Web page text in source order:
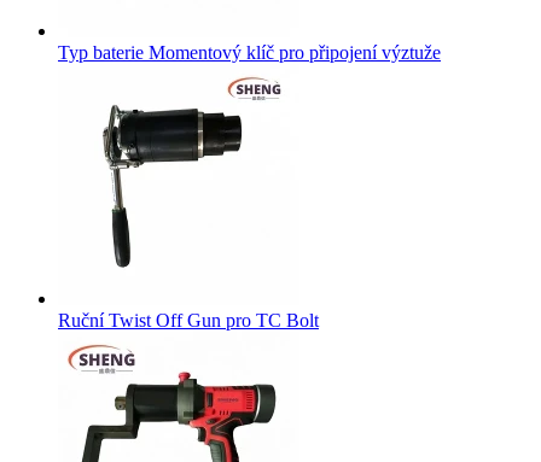
Typ baterie Momentový klíč pro připojení výztuže
Ruční Twist Off Gun pro TC Bolt